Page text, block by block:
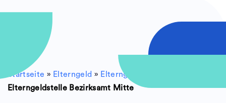
Startseite » Elterngeld » Elterngeldstellen
Elterngeldstelle Bezirksamt Mitte